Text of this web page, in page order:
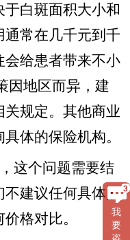
于白斑面积大小和
通常在几千元到千
会给患者带来不小
因地区而异，建
规定。其他商业
体的保险机构。
这个问题需要结
建议任何具体的
格对比。
我
要